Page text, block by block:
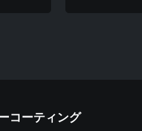
コーティング